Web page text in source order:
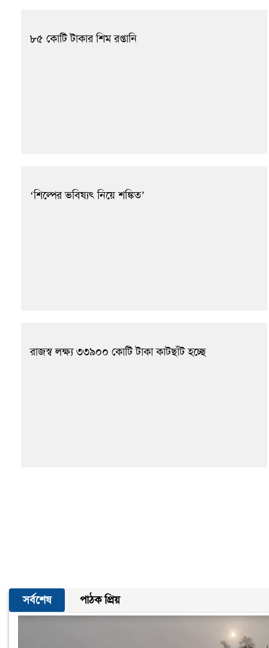
৮৫ কোটি টাকার শিম রপ্তানি
‘শিল্পের ভবিষ্যৎ নিয়ে শঙ্কিত’
রাজস্ব লক্ষ্য ৩৩৯০০ কোটি টাকা কাটছাঁট হচ্ছে
সর্বশেষ পাঠক প্রিয়